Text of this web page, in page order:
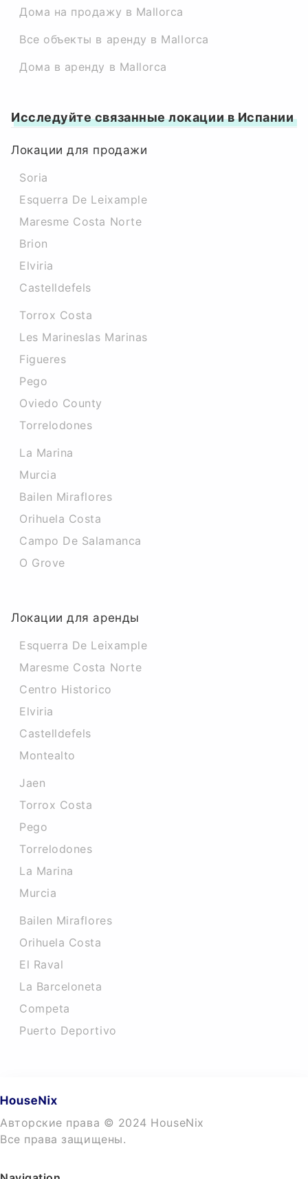
Дома на продажу в Mallorca
Все объекты в аренду в Mallorca
Дома в аренду в Mallorca
Исследуйте связанные локации в Испании
Локации для продажи
Soria
Esquerra De Leixample
Maresme Costa Norte
Brion
Elviria
Castelldefels
Torrox Costa
Les Marineslas Marinas
Figueres
Pego
Oviedo County
Torrelodones
La Marina
Murcia
Bailen Miraflores
Orihuela Costa
Campo De Salamanca
O Grove
Локации для аренды
Esquerra De Leixample
Maresme Costa Norte
Centro Historico
Elviria
Castelldefels
Montealto
Jaen
Torrox Costa
Pego
Torrelodones
La Marina
Murcia
Bailen Miraflores
Orihuela Costa
El Raval
La Barceloneta
Competa
Puerto Deportivo
Авторские права © 2024 HouseNix
Все права защищены.